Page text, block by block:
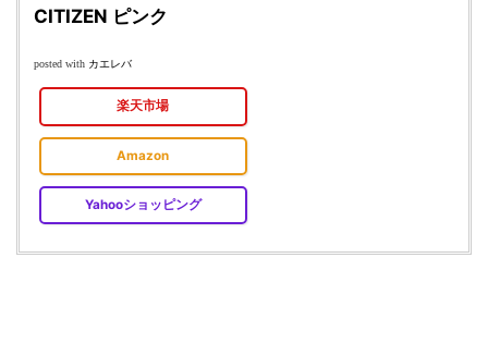
CITIZEN ピンク
posted with カエレバ
楽天市場
Amazon
Yahooショッピング